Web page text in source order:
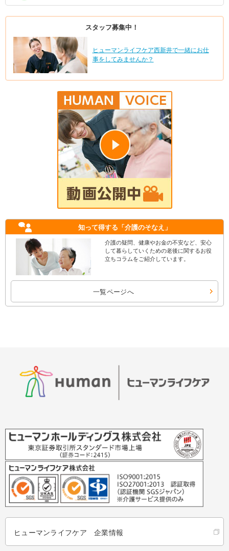
スタッフ募集中！
ヒューマンライフケア西新井で一緒にお仕
事をしてみませんか？
知って得する 「介護のそなえ」
介護の疑問、健康やお金の不安など、安心
して暮らしていくための老後に関するお役
立ちコラムをご紹介しています。
一覧ページへ
ヒューマンライフケア 企業情報